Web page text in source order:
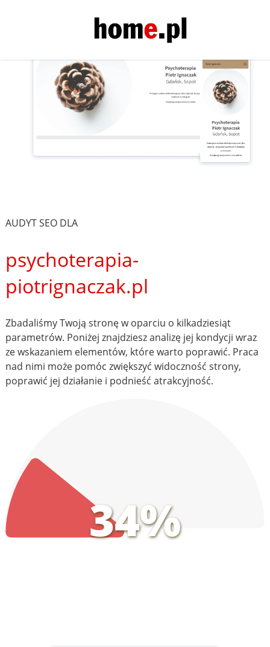
AUDYT SEO DLA
psychoterapia-
piotrignaczak.pl
Zbadaliśmy Twoją stronę w oparciu o kilkadziesiąt
parametrów. Poniżej znajdziesz analizę jej kondycji wraz
ze wskazaniem elementów, które warto poprawić. Praca
nad nimi może pomóc zwiększyć widoczność strony,
poprawić jej działanie i podnieść atrakcyjność.
34%